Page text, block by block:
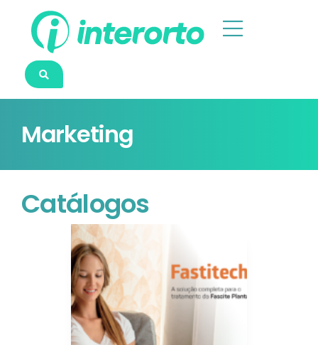
Marketing
Catálogos